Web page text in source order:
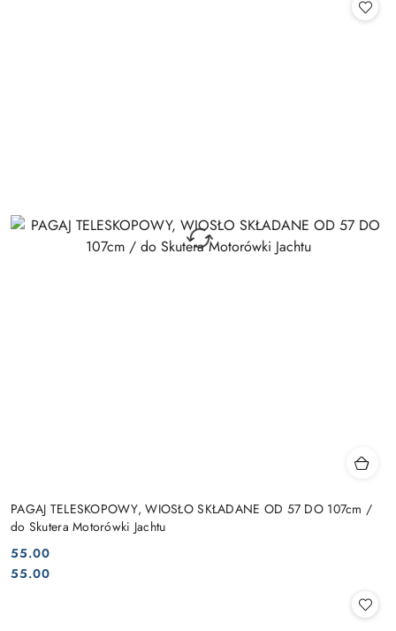
PAGAJ TELESKOPOWY, WIOSŁO SKŁADANE OD 57 DO 107cm /
do Skutera Motorówki Jachtu
Cena:
55.00
Cena:
55.00